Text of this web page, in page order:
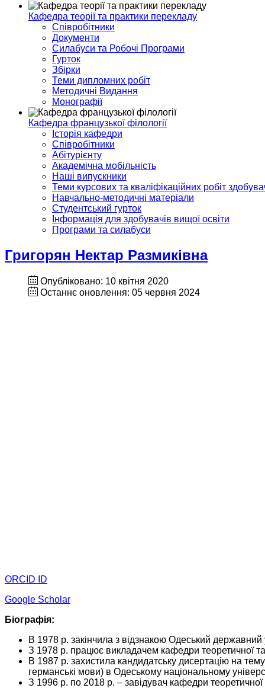
Кафедра теорії та практики перекладу
Співробітники
Документи
Силабуси та Робочі Програми
Гурток
Збірки
Теми дипломних робіт
Методичні Видання
Монографії
Кафедра французької філології
Історія кафедри
Співробітники
Абітурієнту
Академічна мобільність
Наші випускники
Теми курсових та кваліфікаційних робіт
Навчально-методичні матеріали
Студентський гурток
Інформація для здобувачів вищої освіти
Програми та силабуси
Григорян Нектар Размиківна
Опубліковано: 10 квітня 2020
Останнє оновлення: 05 червня 2024
ORCID ID
Google Scholar
Біографія:
В 1978 р. закінчила з відзнакою Одеський державний
З 1978 р. працює викладачем кафедри теоретичної
В 1987 р. захистила кандидатську дисертацію на
германські мови) в Одеському національному
З 1996 р. по 2018 р. – завідувач кафедри